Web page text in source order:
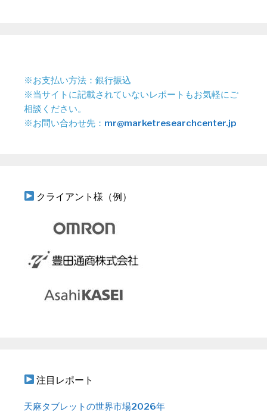
※お支払い方法：銀行振込
※当サイトに記載されていないレポートもお気軽にご
相談ください。
※お問い合わせ先： mr@marketresearchcenter.jp
クライアント様（例）
注目レポート
天麻タブレットの世界市場2026年